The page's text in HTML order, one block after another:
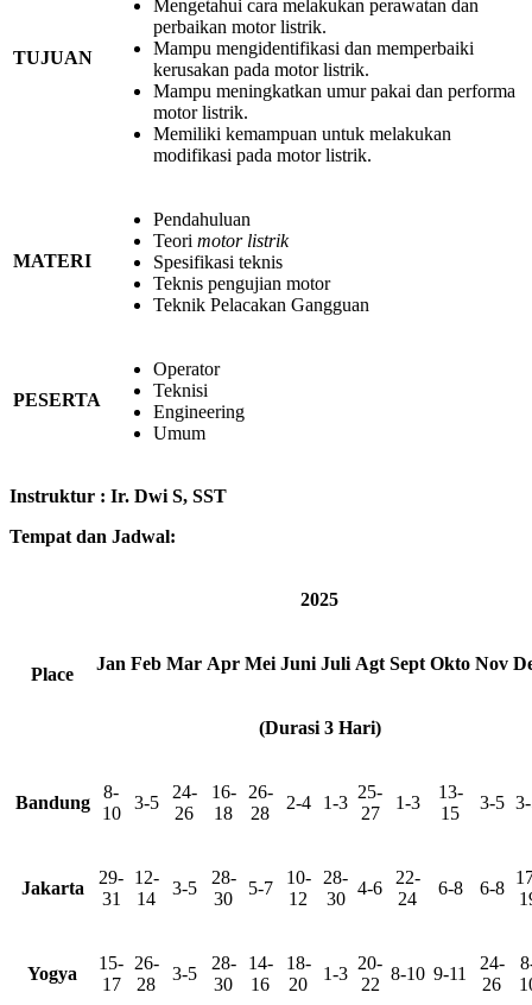
TUJUAN
Mengetahui cara melakukan perawatan dan
perbaikan motor listrik.
Mampu mengidentifikasi dan memperbaiki
kerusakan pada motor listrik.
Mampu meningkatkan umur pakai dan performa
motor listrik.
Memiliki kemampuan untuk melakukan
modifikasi pada motor listrik.
MATERI
Pendahuluan
Teori motor listrik
Spesifikasi teknis
Teknis pengujian motor
Teknik Pelacakan Gangguan
PESERTA
Operator
Teknisi
Engineering
Umum
Instruktur : Ir. Dwi S, SST
Tempat dan Jadwal:
Place
2025
Jan Feb Mar Apr Mei Juni Juli Agt Sept Okto Nov
(Durasi 3 Hari)
Bandung
8-
10
3-5
24-
26
16-
18
26-
28
2-4 1-3
25-
27
1-3
13-
15
3-5
Jakarta
29-
31
12-
14
3-5
28-
30
5-7
10-
12
28-
30
4-6
22-
24
6-8 6-8
Yogya
15-
17
26-
28
3-5
28-
30
14-
16
18-
20
1-3
20-
22
8-10 9-11
24-
26